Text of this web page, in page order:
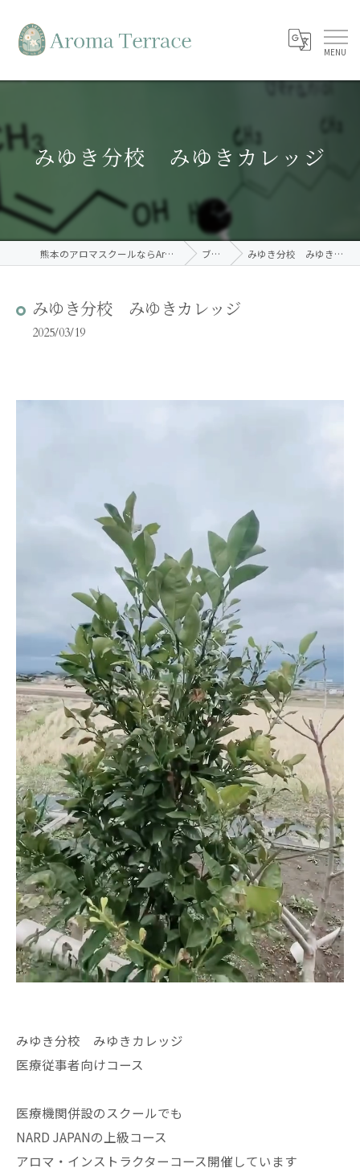
みゆき分校 みゆきカレッジ
熊本のアロマスクールならAroma Terrace ブログ みゆき分校 みゆきカレッジ
みゆき分校 みゆきカレッジ
2025/03/19
みゆき分校 みゆきカレッジ
医療従事者向けコース
医療機関併設のスクールでも
NARD JAPANの上級コース
アロマ・インストラクターコース開催しています